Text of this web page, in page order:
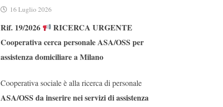
16 Luglio 2026
Rif. 19/2026
RICERCA URGENTE
Cooperativa cerca personale ASA/OSS per
assistenza domiciliare a Milano
Cooperativa sociale è alla ricerca di personale
ASA/OSS da inserire nei servizi di assistenza